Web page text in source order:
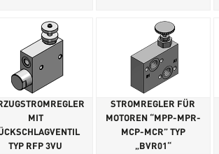
MIT
TYP RFP 3VU
STROMREGLER FÜR
MOTOREN “MPP-MPR-
MCP-MCR” TYP
„BVR01“